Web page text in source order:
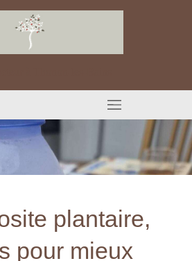
plantaire,
pour mieux